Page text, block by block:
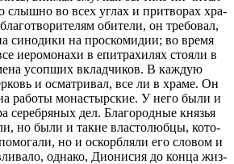
слыш­но во всех уг­лах и при­тво­рах хра­
оби­те­ли, он тре­бо­вал,
си­но­ди­ки на про­ско­ми­дии; во вре­мя
иеро­мо­на­хи в епи­тра­хи­лях сто­я­ли в
усоп­ших вклад­чи­ков. В каж­дую
и осмат­ри­вал, все ли в хра­ме. Он
ра­бо­ты мо­на­стыр­ские. У него бы­ли и
се­реб­ря­ных дел. Бла­го­род­ные кня­зья
но бы­ли и та­кие вла­сто­люб­цы, ко­то­
но и оскорб­ля­ли его сло­вом и
од­на­ко, Ди­о­ни­сия до кон­ца жиз­